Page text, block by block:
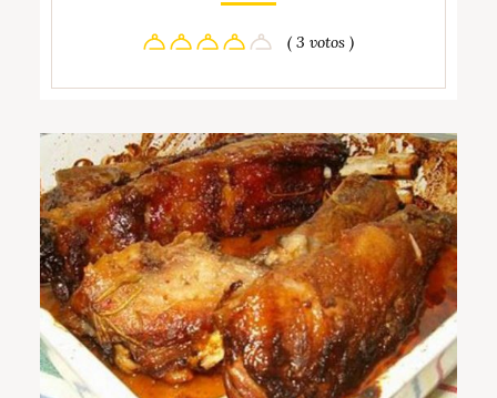
( 3 votos )